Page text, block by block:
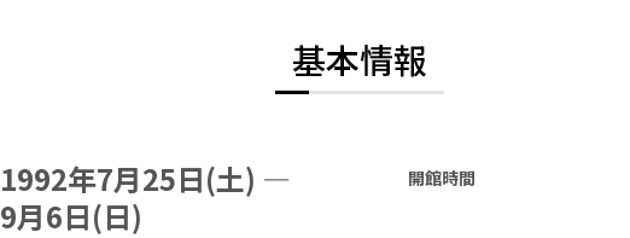
基本情報
1992年7月25日(土) —
9月6日(日)
開館時間